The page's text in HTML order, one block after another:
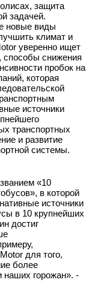
защита
задачей.
новые виды
климат и
уверенно ищет
способы снижения
пробок на
которая
источники
транспортных
и развитие
системы.
«10
в которой
источники
в 10 крупнейших
достиг
для того,
более
наших горожан». -